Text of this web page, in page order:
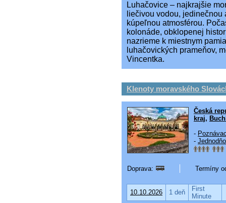
Luhačovice – najkrajšie
liečivou vodou,
kúpeľnou atmosférou.
kolonáde, obklopenej
nazrieme k miestnym
luhačovických prameňov,
Vincentka.
Klenoty moravského
Česká
kraj,
-
-
Doprava: Termíny
10.10.2026 1 deň
First
Minute